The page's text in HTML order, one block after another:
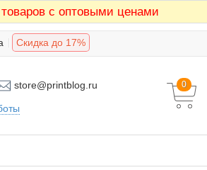
товаров с оптовыми ценами
Скидка до 17%
store@printblog.ru 0